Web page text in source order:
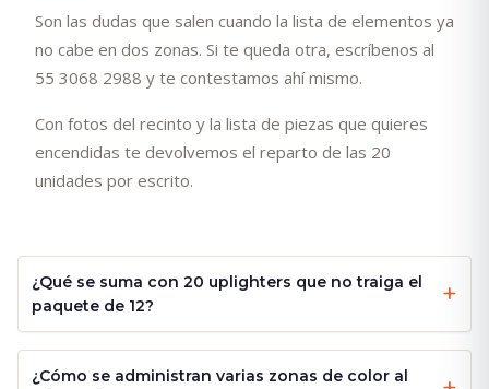
Son las dudas que salen cuando la lista de elementos ya
no cabe en dos zonas. Si te queda otra, escríbenos al
55 3068 2988 y te contestamos ahí mismo.
Con fotos del recinto y la lista de piezas que quieres
encendidas te devolvemos el reparto de las 20
unidades por escrito.
¿Qué se suma con 20 uplighters que no traiga el
paquete de 12?
¿Cómo se administran varias zonas de color al